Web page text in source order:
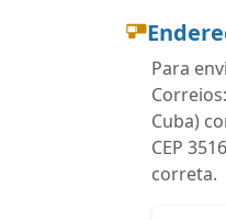
Para
Cuba)
CEP
correta.